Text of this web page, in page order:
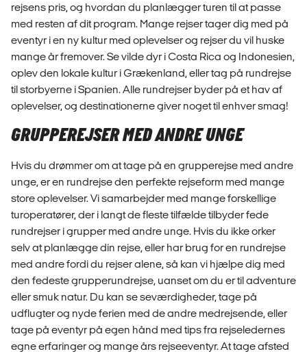
rejsens pris, og hvordan du planlægger turen til at passe
med resten af dit program. Mange rejser tager dig med på
eventyr i en ny kultur med oplevelser og rejser du vil huske
mange år fremover. Se vilde dyr i Costa Rica og Indonesien,
oplev den lokale kultur i Grækenland, eller tag på rundrejse
til storbyerne i Spanien. Alle rundrejser byder på et hav af
oplevelser, og destinationerne giver noget til enhver smag!
GRUPPEREJSER MED ANDRE UNGE
Hvis du drømmer om at tage på en grupperejse med andre
unge, er en rundrejse den perfekte rejseform med mange
store oplevelser. Vi samarbejder med mange forskellige
turoperatører, der i langt de fleste tilfælde tilbyder fede
rundrejser i grupper med andre unge. Hvis du ikke orker
selv at planlægge din rejse, eller har brug for en rundrejse
med andre fordi du rejser alene, så kan vi hjælpe dig med
den fedeste grupperundrejse, uanset om du er til adventure
eller smuk natur. Du kan se seværdigheder, tage på
udflugter og nyde ferien med de andre medrejsende, eller
tage på eventyr på egen hånd med tips fra rejseledernes
egne erfaringer og mange års rejseeventyr. At tage afsted